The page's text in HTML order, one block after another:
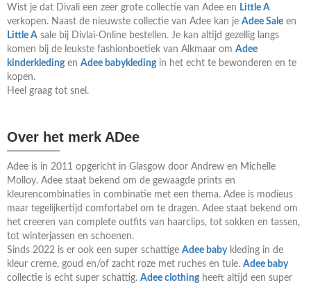
Wist je dat Divali een zeer grote collectie van Adee en Little A
verkopen. Naast de nieuwste collectie van Adee kan je Adee Sale en
Little A sale bij Divlai-Online bestellen. Je kan altijd gezellig langs
komen bij de leukste fashionboetiek van Alkmaar om Adee
kinderkledingen Adee babykledingin het echt te bewonderen en te
kopen.
Heel graag tot snel.
Over het merk ADee
Adee is in 2011 opgericht in Glasgow door Andrew en Michelle
Molloy. Adee staat bekend om de gewaagde prints en
kleurencombinaties in combinatie met een thema. Adee is modieus
maar tegelijkertijd comfortabel om te dragen. Adee staat bekend om
het creeren van complete outfits van haarclips, tot sokken en tassen,
tot winterjassen en schoenen.
Sinds 2022 is er ook een super schattige Adee babykleding in de
kleur creme, goud en/of zacht roze met ruches en tule. Adee baby
collectie is echt super schattig. Adee clothingheeft altijd een super